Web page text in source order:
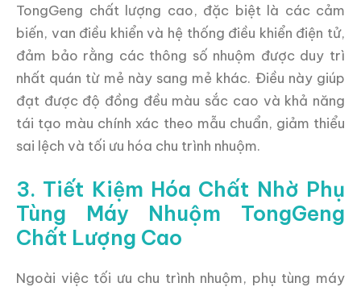
TongGeng chất lượng cao, đặc biệt là các cảm
biến, van điều khiển và hệ thống điều khiển điện tử,
đảm bảo rằng các thông số nhuộm được duy trì
nhất quán từ mẻ này sang mẻ khác. Điều này giúp
đạt được độ đồng đều màu sắc cao và khả năng
tái tạo màu chính xác theo mẫu chuẩn, giảm thiểu
sai lệch và tối ưu hóa chu trình nhuộm.
3. Tiết Kiệm Hóa Chất Nhờ Phụ
Tùng Máy Nhuộm TongGeng
Chất Lượng Cao
Ngoài việc tối ưu chu trình nhuộm, phụ tùng máy